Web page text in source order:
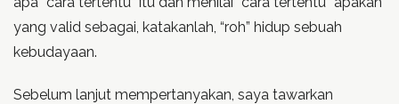
yang valid sebagai, katakanlah, “roh” hidup sebuah
kebudayaan.
Sebelum lanjut mempertanyakan, saya tawarkan